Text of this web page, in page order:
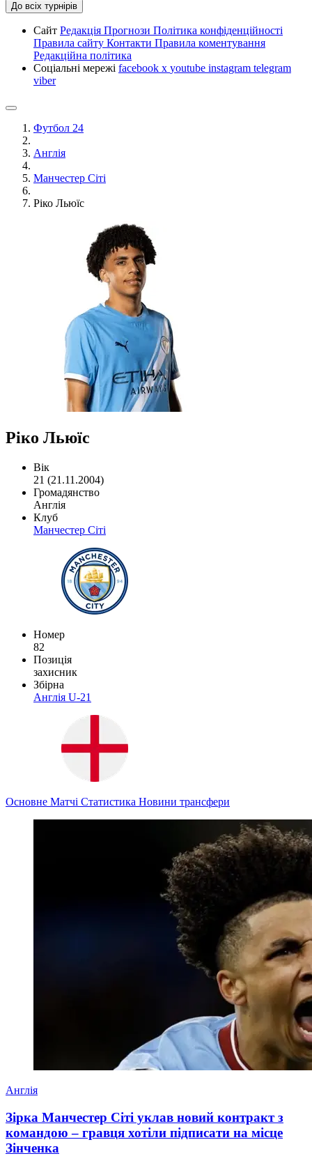
До всіх турнірів
Сайт Редакція Прогнози Політика конфіденційності
Правила сайту Контакти Правила коментування
Редакційна політика
Соціальні мережі facebook x youtube instagram telegram
viber
Футбол 24
Англія
Манчестер Сіті
Ріко Льюїс
Ріко Льюїс
Вік
21 (21.11.2004)
Громадянство
Англія
Клуб
Манчестер Сіті
Номер
82
Позиція
захисник
Збірна
Англія U-21
Основне Матчі Статистика Новини трансфери
Англія
Зірка Манчестер Сіті уклав новий контракт з
командою – гравця хотіли підписати на місце
Зінченка